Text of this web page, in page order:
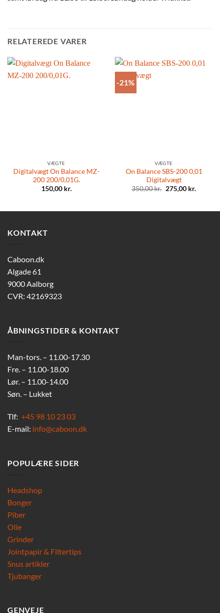
RELATEREDE VARER
VÆGTE
Digitalvægt On Balance MZ-
200 200/0,01G.
150,00 kr.
-21%
VÆGTE
On Balance SBS-200 0,01
Digitalvægt
350,00kr. Original
price
275,00 kr.
KONTAKT
Caboon.dk
Algade 61
9000 Aalborg
CVR: 42169323
ÅBNINGSTIDER & KONTAKT
Man-tors. – 11.00-17.30
Fre. – 11.00-18.00
Lør. – 11.00-14.00
Søn. – Lukket
Tlf: +45 98 10 23 03
E-mail: info@caboon.dk
POPULÆRE SIDER
Headshop
Bonger
Piber
Olie
Grinder
Jointpapir & Filtertips
Snus artikler
Tjubanger
GENVEJE